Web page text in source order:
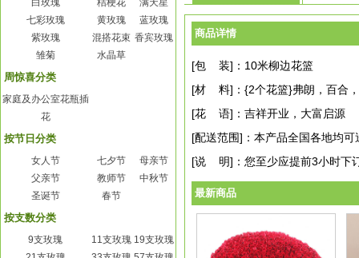
白玫瑰
桔梗花
满天星
七彩玫瑰
黄玫瑰
蓝玫瑰
紫玫瑰
混搭花束 香宾玫瑰
雏菊
水晶草
周惊喜分类
家庭及办公室花瓶插
花
按节日分类
女人节 七夕节
母亲节
父亲节
教师节
中秋节
圣诞节
春节
按支数分类
9支玫瑰 11支玫瑰 19支玫瑰
商品详情
[包 装]：10米柳边花篮
[材 料]：{2个花篮}弗朗，百合
[花 语]：吉祥开业，大富启源
[配送范围]：本产品全国各地均可
[说 明]：您至少应提前3小时下
最新商品